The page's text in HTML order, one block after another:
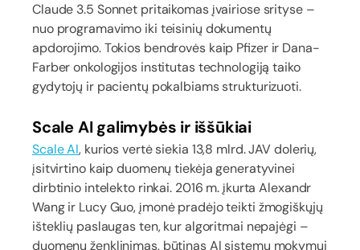
Claude 3.5 Sonnet pritaikomas įvairiose srityse –
nuo programavimo iki teisinių dokumentų
apdorojimo. Tokios bendrovės kaip Pfizer ir Dana-
Farber onkologijos institutas technologiją taiko
gydytojų ir pacientų pokalbiams strukturizuoti.
Scale AI galimybės ir iššūkiai
Scale AI, kurios vertė siekia 13,8 mlrd. JAV dolerių,
įsitvirtino kaip duomenų tiekėja generatyvinei
dirbtinio intelekto rinkai. 2016 m. įkurta Alexandr
Wang ir Lucy Guo, įmonė pradėjo teikti žmogiškųjų
išteklių paslaugas ten, kur algoritmai nepajėgi –
duomenų ženklinimas, būtinas AI sistemų mokymui